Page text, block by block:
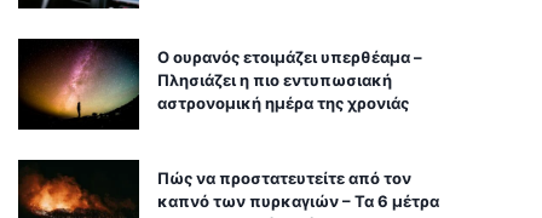
Ο ουρανός ετοιμάζει υπερθέαμα –
Πλησιάζει η πιο εντυπωσιακή
αστρονομική ημέρα της χρονιάς
Πώς να προστατευτείτε από τον
καπνό των πυρκαγιών – Τα 6 μέτρα